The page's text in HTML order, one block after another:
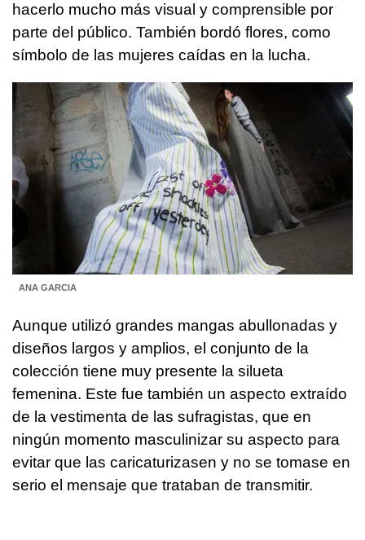
hacerlo mucho más visual y comprensible por
parte del público. También bordó flores, como
símbolo de las mujeres caídas en la lucha.
ANA GARCIA
Aunque utilizó grandes mangas abullonadas y
diseños largos y amplios, el conjunto de la
colección tiene muy presente la silueta
femenina. Este fue también un aspecto extraído
de la vestimenta de las sufragistas, que en
ningún momento masculinizar su aspecto para
evitar que las caricaturizasen y no se tomase en
serio el mensaje que trataban de transmitir.